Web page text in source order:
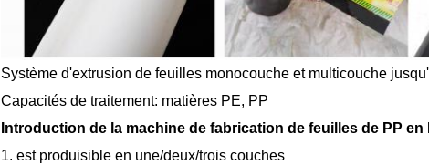
Système d'extrusion de feuilles monocouche et multicouche
Capacités de traitement: matières PE, PP
Introduction de la machine de fabrication de feuilles de PP en
1. est produisible en une/deux/trois couches